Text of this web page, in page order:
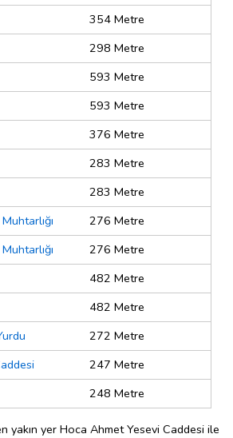
354 Metre
298 Metre
593 Metre
593 Metre
376 Metre
283 Metre
283 Metre
276 Metre
276 Metre
482 Metre
482 Metre
272 Metre
247 Metre
248 Metre
yakın yer Hoca Ahmet Yesevi Caddesi ile